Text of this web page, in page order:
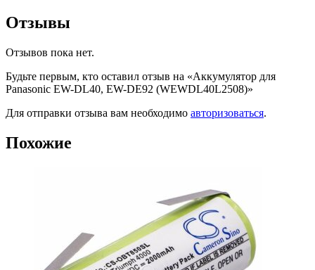
Отзывы
Отзывов пока нет.
Будьте первым, кто оставил отзыв на «Аккумулятор для
Panasonic EW-DL40, EW-DE92 (WEWDL40L2508)»
Для отправки отзыва вам необходимо авторизоваться.
Похожие